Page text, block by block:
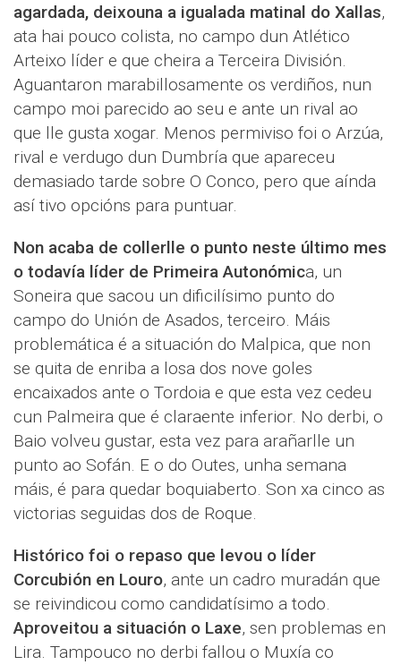
agardada, deixouna a igualada matinal do Xallas,
ata hai pouco colista, no campo dun Atlético
Arteixo líder e que cheira a Terceira División.
Aguantaron marabillosamente os verdiños, nun
campo moi parecido ao seu e ante un rival ao
que lle gusta xogar. Menos permiviso foi o Arzúa,
rival e verdugo dun Dumbría que apareceu
demasiado tarde sobre O Conco, pero que aínda
así tivo opcións para puntuar.
Non acaba de collerlle o punto neste último mes
o todavía líder de Primeira Autonómica, un
Soneira que sacou un dificilísimo punto do
campo do Unión de Asados, terceiro. Máis
problemática é a situación do Malpica, que non
se quita de enriba a losa dos nove goles
encaixados ante o Tordoia e que esta vez cedeu
cun Palmeira que é claraente inferior. No derbi, o
Baio volveu gustar, esta vez para arañarlle un
punto ao Sofán. E o do Outes, unha semana
máis, é para quedar boquiaberto. Son xa cinco as
victorias seguidas dos de Roque.
Histórico foi o repaso que levou o líder
Corcubión en Louro, ante un cadro muradán que
se reivindicou como candidatísimo a todo.
Aproveitou a situación o Laxe, sen problemas en
Lira. Tampouco no derbi fallou o Muxía co